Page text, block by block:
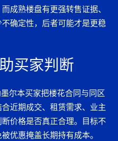
成熟楼盘有更强转售证据、
确定性，后者可能才是更稳
买家判断
尔本买家把楼花合同与同区
近期成交、租赁需求、业主
价格是否真正合理。目标不
优惠掩盖长期持有成本。